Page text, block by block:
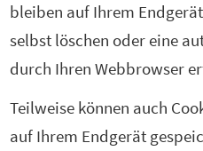
bleiben auf Ihrem
selbst löschen oder eine
durch Ihren Webbrowser
Teilweise können auch
auf Ihrem Endgerät